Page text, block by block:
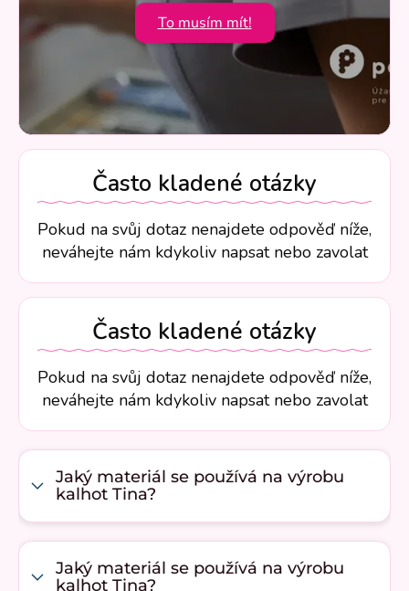
To musím mít!
Často kladené otázky
Pokud na svůj dotaz nenajdete odpověď níže,
neváhejte nám kdykoliv napsat nebo zavolat
Často kladené otázky
Pokud na svůj dotaz nenajdete odpověď níže,
neváhejte nám kdykoliv napsat nebo zavolat
Jaký materiál se používá na výrobu
kalhot Tina?
Jaký materiál se používá na výrobu
kalhot Tina?